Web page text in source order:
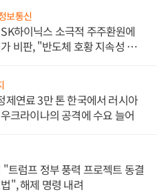
보통신
하이닉스 소극적 주주환원에
비판, "반도체 호황 지속성 의
제연료 3만 톤 한국에서 러시아
크라이나의 공격에 수요 늘어
"트럼프 정부 풍력 프로젝트 동결
", 해제 명령 내려